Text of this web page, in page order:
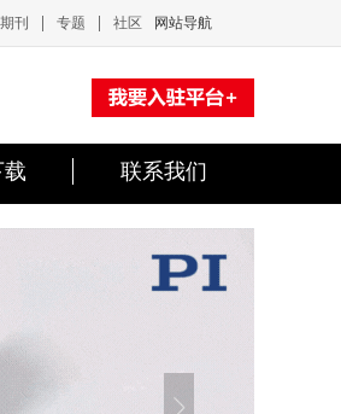
期刊 专题 社区 网站导航
载 联系我们